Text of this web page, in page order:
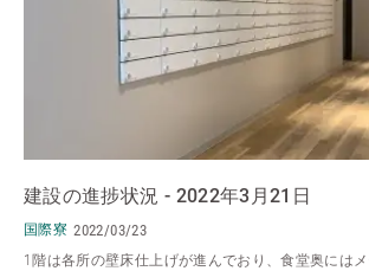
建設の進捗状況 - 2022年3月21日
国際寮 2022/03/23
1階は各所の壁床仕上げが進んでおり、食堂奥には